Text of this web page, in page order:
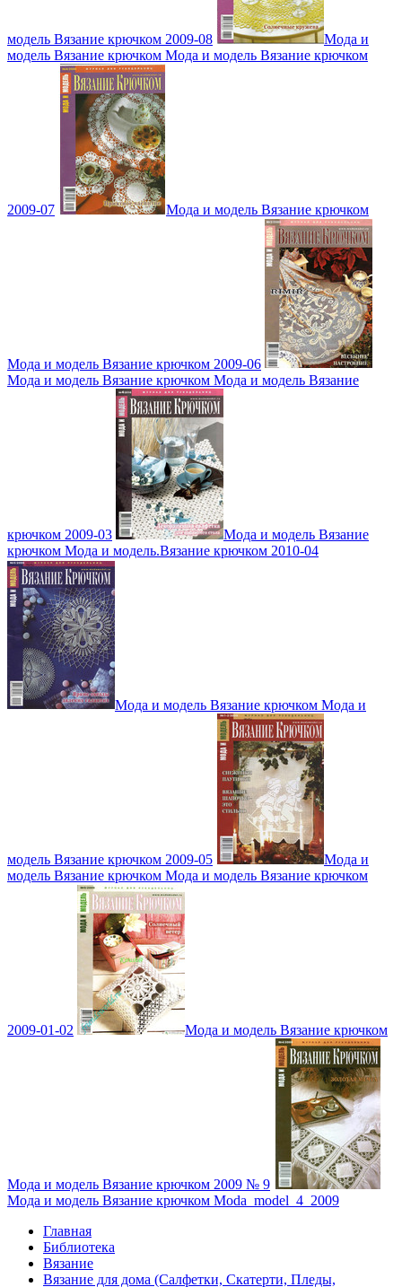
модель Вязание крючком 2009-08
Мода и
модель Вязание крючком Мода и модель Вязание крючком
2009-07 Мода и модель Вязание крючком
Мода и модель Вязание крючком 2009-06
Мода и модель Вязание крючком Мода и модель Вязание
крючком 2009-03
Мода и модель Вязание
крючком Мода и модель.Вязание крючком 2010-04
Мода и модель Вязание крючком Мода и
модель Вязание крючком 2009-05
Мода и
модель Вязание крючком Мода и модель Вязание крючком
2009-01-02 Мода и модель Вязание крючком
Мода и модель Вязание крючком 2009 № 9
Мода и модель Вязание крючком Moda_model_4_2009
Главная
Библиотека
Вязание
Вязание для дома (Салфетки, Скатерти, Пледы,